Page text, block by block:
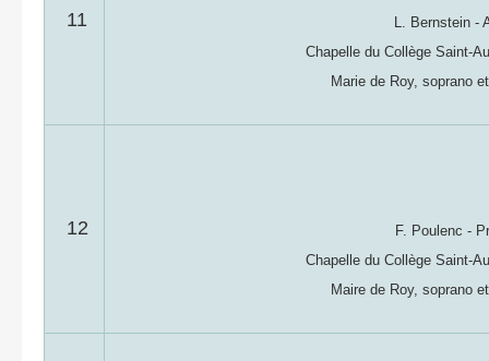
11
L. Bernstein -
Chapelle du Collège Saint-
Marie de Roy, soprano
12
F. Poulenc -
Chapelle du Collège Saint-
Maire de Roy, soprano